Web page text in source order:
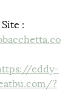
Site :
eddy-
?